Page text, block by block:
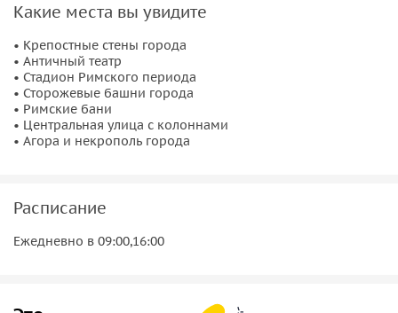
Какие места вы увидите
• Крепостные стены города
• Античный театр
• Стадион Римского периода
• Сторожевые башни города
• Римские бани
• Центральная улица с колоннами
• Агора и некрополь города
Расписание
Ежедневно в 09:00,16:00